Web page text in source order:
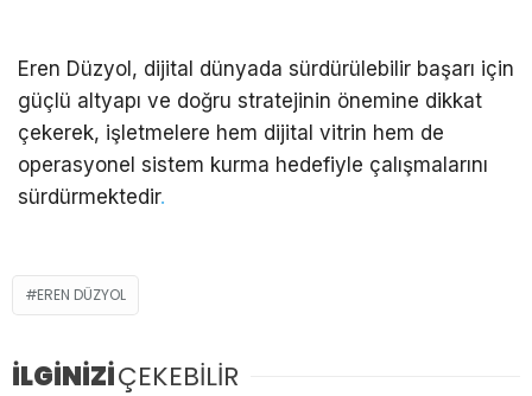
Eren Düzyol, dijital dünyada sürdürülebilir başarı için
güçlü altyapı ve doğru stratejinin önemine dikkat
çekerek, işletmelere hem dijital vitrin hem de
operasyonel sistem kurma hedefiyle çalışmalarını
sürdürmektedir.
EREN DÜZYOL
İLGİNİZİÇEKEBİLİR